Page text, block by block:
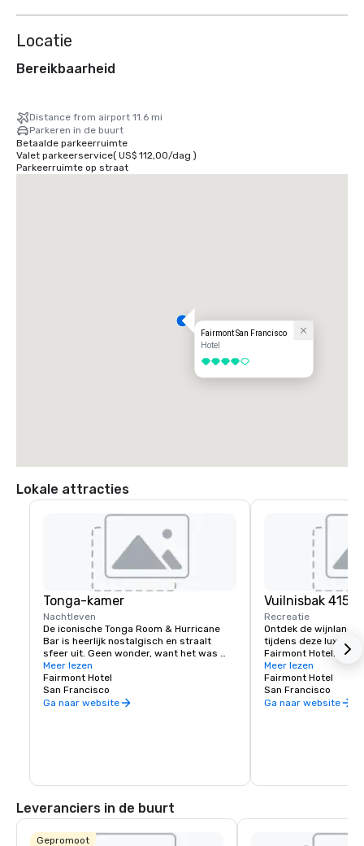
Locatie
Bereikbaarheid
Distance from airport 11.6 mi
Parkeren in de buurt
Betaalde parkeerruimte
Valet parkeerservice( US$ 112,00/dag )
Parkeerruimte op straat
Fairmont San Francisco
Hotel
4 van 5
Lokale attracties
Tonga-kamer
Nachtleven
De iconische Tonga Room & Hurricane
Bar is heerlijk nostalgisch en straalt
sfeer uit. Geen wonder, want het was
een decorontwerper uit Hollywood die de
thema-look en feel creëerde. Gasten
verzamelen zich rond een grote centrale
„" lagune "”, ooit het overdekte zwembad
Meer lezen
Fairmont Hotel
San Francisco
Ga naar website
Vuilnisbak 415
Recreatie
Ontdek de
tijdens deze luxe
Fairmont Hotel.
leren je smaak
wilt dat je reis
op maat gemaakte
voor jou.
Meer lezen
Fairmont Hotel
San Francisco
Ga naar website
Leveranciers in de buurt
Gepromoot